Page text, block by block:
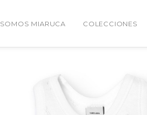
SOMOS MIARUCA COLECCIONES